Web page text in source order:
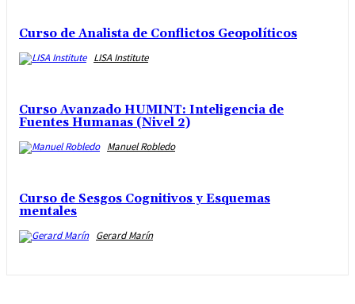
Curso de Analista de Conflictos Geopolíticos
LISA Institute
Curso Avanzado HUMINT: Inteligencia de
Fuentes Humanas (Nivel 2)
Manuel Robledo
Curso de Sesgos Cognitivos y Esquemas
mentales
Gerard Marín